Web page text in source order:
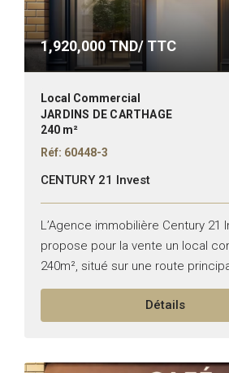
1,920,000 TND/ TTC
Local Commercial
JARDINS DE CARTHAGE
240 m²
Réf: 60448-3
CENTURY 21 Invest
L’Agence immobilière Century 21
propose pour la vente un local
240m², situé sur une route
de Carthage. Superficie : 240 m²
Détails